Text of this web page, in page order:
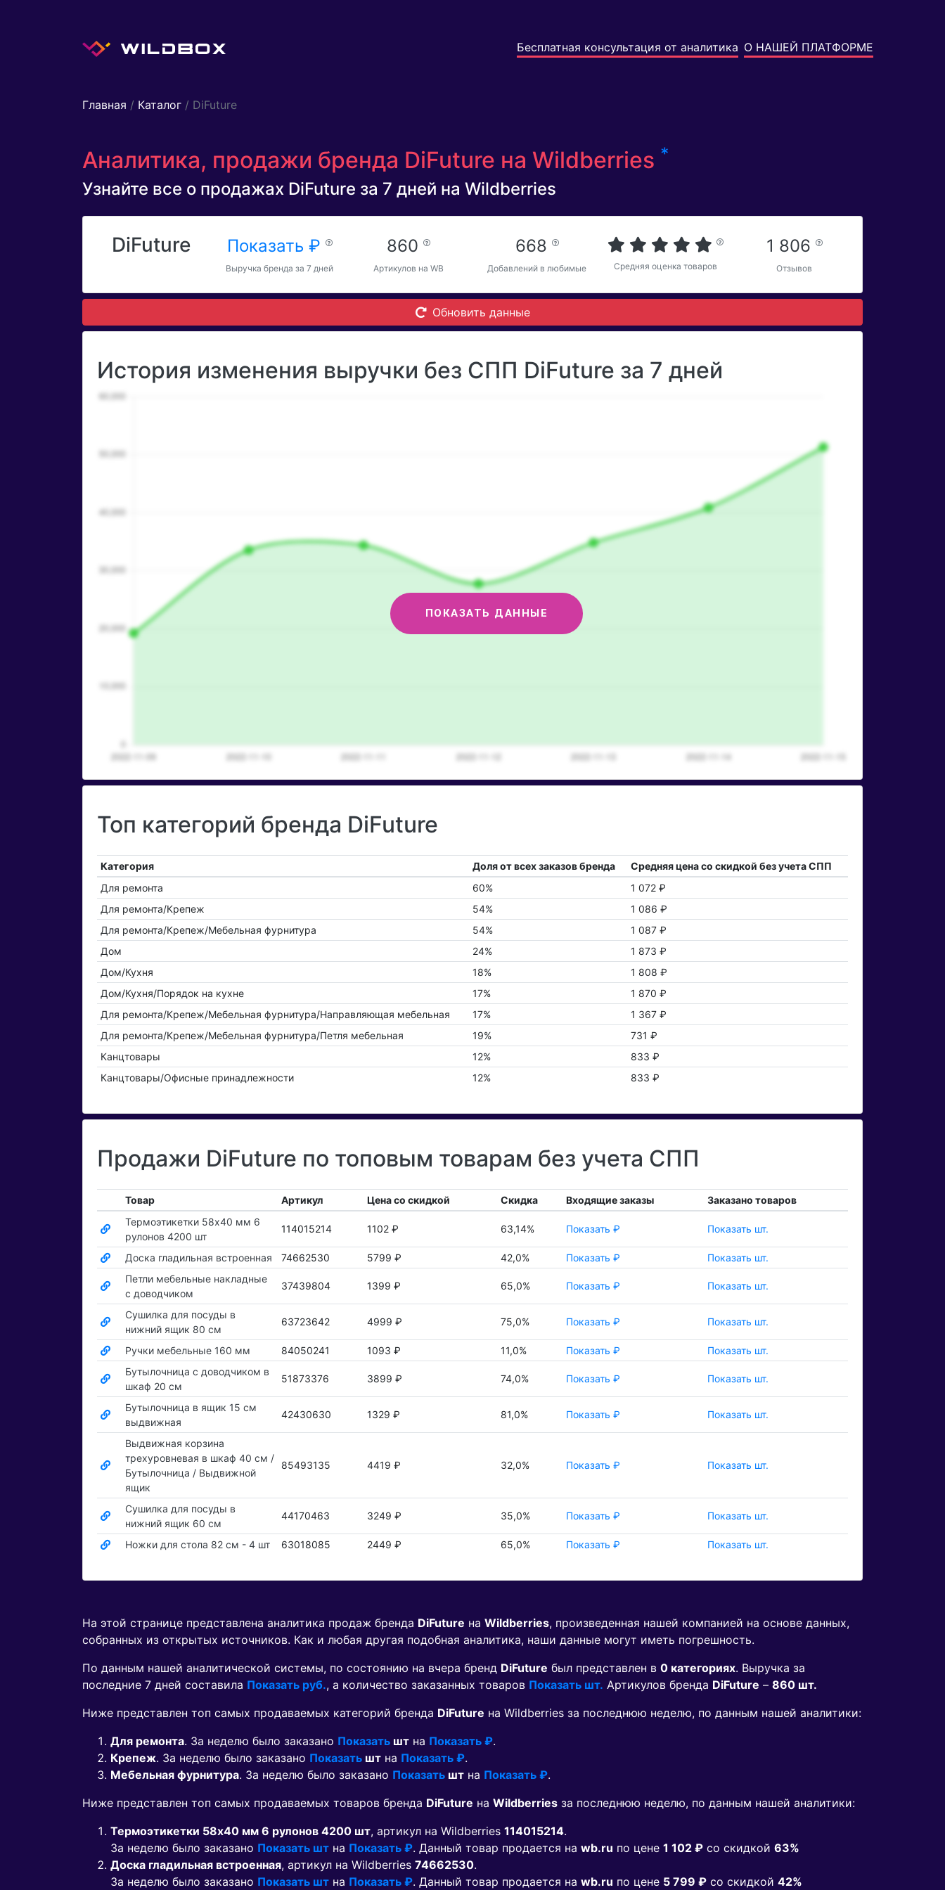
Бесплатная консультация от аналитика О НАШЕЙ ПЛАТФОРМЕ
Главная / Каталог / DiFuture
Аналитика, продажи бренда DiFuture на Wildberries *
Узнайте все о продажах DiFuture за 7 дней на Wildberries
DiFuture Показать ₽
Выручка бренда за 7 дней
860
Артикулов на WB
668
Добавлений в любимые Средняя оценка товаров
1 806
Отзывов
Обновить данные
История изменения выручки без СПП DiFuture за 7 дней
ПОКАЗАТЬ ДАННЫЕ
Топ категорий бренда DiFuture
Категория Доля от всех заказов бренда
Средняя цена со скидкой без учета СПП
Для ремонта
60%
1 072 ₽
Для ремонта/Крепеж
54%
1 086 ₽
Для ремонта/Крепеж/Мебельная фурнитура
54%
1 087 ₽
Дом
24%
1 873 ₽
Дом/Кухня
18%
1 808 ₽
Дом/Кухня/Порядок на кухне
17%
1 870 ₽
Для ремонта/Крепеж/Мебельная фурнитура/Направляющая мебельная
17%
1 367 ₽
Для ремонта/Крепеж/Мебельная фурнитура/Петля мебельная
19%
731 ₽
Канцтовары
12%
833 ₽
Канцтовары/Офисные принадлежности
12% 833 ₽
Продажи DiFuture по топовым товарам без учета СПП
Товар Артикул Цена со скидкой Скидка Входящие заказы
Заказано товаров
Термоэтикетки 58х40 мм 6
рулонов 4200 шт
114015214 1102 ₽ 63,14% Показать ₽ Показать шт.
Доска гладильная встроенная 74662530 5799 ₽ 42,0% Показать ₽
Показать шт.
Петли мебельные накладные
с доводчиком
37439804 1399 ₽ 65,0% Показать ₽ Показать шт.
Сушилка для посуды в
нижний ящик 80 см
63723642 4999 ₽ 75,0% Показать ₽ Показать шт.
Ручки мебельные 160 мм 84050241 1093 ₽ 11,0% Показать ₽
Показать шт.
Бутылочница с доводчиком в
шкаф 20 см
51873376 3899 ₽ 74,0% Показать ₽ Показать шт.
Бутылочница в ящик 15 см
выдвижная
42430630 1329 ₽ 81,0% Показать ₽ Показать шт.
Выдвижная корзина
трехуровневая в шкаф 40 см /
Бутылочница / Выдвижной
ящик
85493135 4419 ₽ 32,0% Показать ₽ Показать шт.
Сушилка для посуды в
нижний ящик 60 см
44170463 3249 ₽ 35,0% Показать ₽ Показать шт.
Ножки для стола 82 см - 4 шт 63018085 2449 ₽ 65,0% Показать ₽ Показать шт.
На этой странице представлена аналитика продаж бренда DiFuture на Wildberries, произведенная нашей компанией на основе данных,
собранных из открытых источников. Как и любая другая подобная аналитика, наши данные могут иметь погрешность.
По данным нашей аналитической системы, по состоянию на вчера бренд DiFuture был представлен в 0 категориях. Выручка за
последние 7 дней составила Показать руб., а количество заказанных товаров Показать шт. Артикулов бренда DiFuture – 860 шт.
Ниже представлен топ самых продаваемых категорий бренда DiFuture на Wildberries за последнюю неделю, по данным нашей аналитики:
Для ремонта. За неделю было заказано Показать шт на Показать ₽.
Крепеж. За неделю было заказано Показать шт на Показать ₽.
Мебельная фурнитура. За неделю было заказано Показать шт на Показать ₽.
Ниже представлен топ самых продаваемых товаров бренда DiFuture на Wildberries за последнюю неделю, по данным нашей аналитики:
Термоэтикетки 58х40 мм 6 рулонов 4200 шт, артикул на Wildberries 114015214.
За неделю было заказано Показать шт на Показать ₽. Данный товар продается на wb.ru по цене 1 102 ₽ co скидкой 63%
Доска гладильная встроенная, артикул на Wildberries 74662530.
За неделю было заказано Показать шт на Показать ₽. Данный товар продается на wb.ru по цене 5 799 ₽ co скидкой 42%